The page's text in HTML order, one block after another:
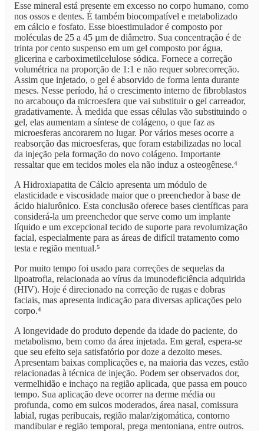
Esse mineral está presente em excesso no corpo humano, como
nos ossos e dentes. É também biocompatível e metabolizado
em cálcio e fosfato. Esse bioestimulador é composto por
moléculas de 25 a 45 µm de diâmetro. Sua concentração é de
trinta por cento suspenso em um gel composto por água,
glicerina e carboximetilcelulose sódica. Fornece a correção
volumétrica na proporção de 1:1 e não requer sobrecorreção.
Assim que injetado, o gel é absorvido de forma lenta durante
meses. Nesse período, há o crescimento interno de fibroblastos
no arcabouço da microesfera que vai substituir o gel carreador,
gradativamente. À medida que essas células vão substituindo o
gel, elas aumentam a síntese de colágeno, o que faz as
microesferas ancorarem no lugar. Por vários meses ocorre a
reabsorção das microesferas, que foram estabilizadas no local
da injeção pela formação do novo colágeno. Importante
ressaltar que em tecidos moles ela não induz a osteogênese.⁴
A Hidroxiapatita de Cálcio apresenta um módulo de
elasticidade e viscosidade maior que o preenchedor à base de
ácido hialurônico. Esta conclusão oferece bases científicas para
considerá-la um preenchedor que serve como um implante
líquido e um excepcional tecido de suporte para revolumização
facial, especialmente para as áreas de difícil tratamento como
testa e região mentual.⁵
Por muito tempo foi usado para correções de sequelas da
lipoatrofia, relacionada ao vírus da imunodeficiência adquirida
(HIV). Hoje é direcionado na correção de rugas e dobras
faciais, mas apresenta indicação para diversas aplicações pelo
corpo.⁴
A longevidade do produto depende da idade do paciente, do
metabolismo, bem como da área injetada. Em geral, espera-se
que seu efeito seja satisfatório por doze a dezoito meses.
Apresentam baixas complicações e, na maioria das vezes, estão
relacionadas à técnica de injeção. Podem ser observados dor,
vermelhidão e inchaço na região aplicada, que passa em pouco
tempo. Sua aplicação deve ocorrer na derme média ou
profunda, como em sulcos moderados, área nasal, comissura
labial, rugas peribucais, região malar/zigomática, contorno
mandibular e região temporal, prega mentoniana, entre outros.